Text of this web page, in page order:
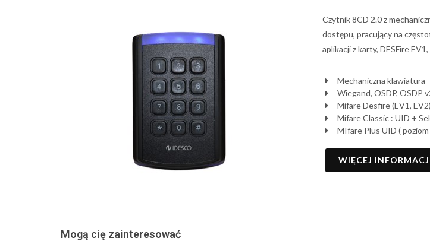
Czytnik 8CD 2.0 z
dostępu, pracujący na
aplikacji z karty, DESFire
Mechaniczna klawiatura
Wiegand, OSDP, OSDP
Mifare Desfire (EV1,
Mifare Classic : UID +
MIfare Plus UID ( poziom
WIĘCEJ
Mogą cię zainteresować